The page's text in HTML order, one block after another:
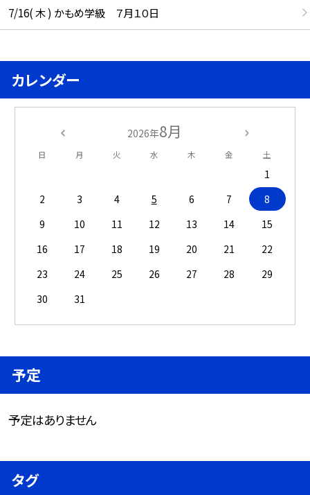
7/16( 木 ) かもめ学級 ７月１０日
カレンダー
2026年8月
日 月 火 水 木 金 土
1
2
3 4 5 6 7
8
9
10 11 12 13 14
15
16
17 18 19 20 21
22
23
24 25 26 27 28
29
30
31
予定
予定はありません
タグ